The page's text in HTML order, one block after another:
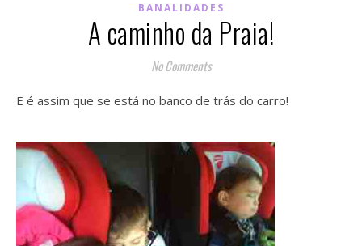
BANALIDADES
A caminho da Praia!
No Comments
E é assim que se está no banco de trás do carro!